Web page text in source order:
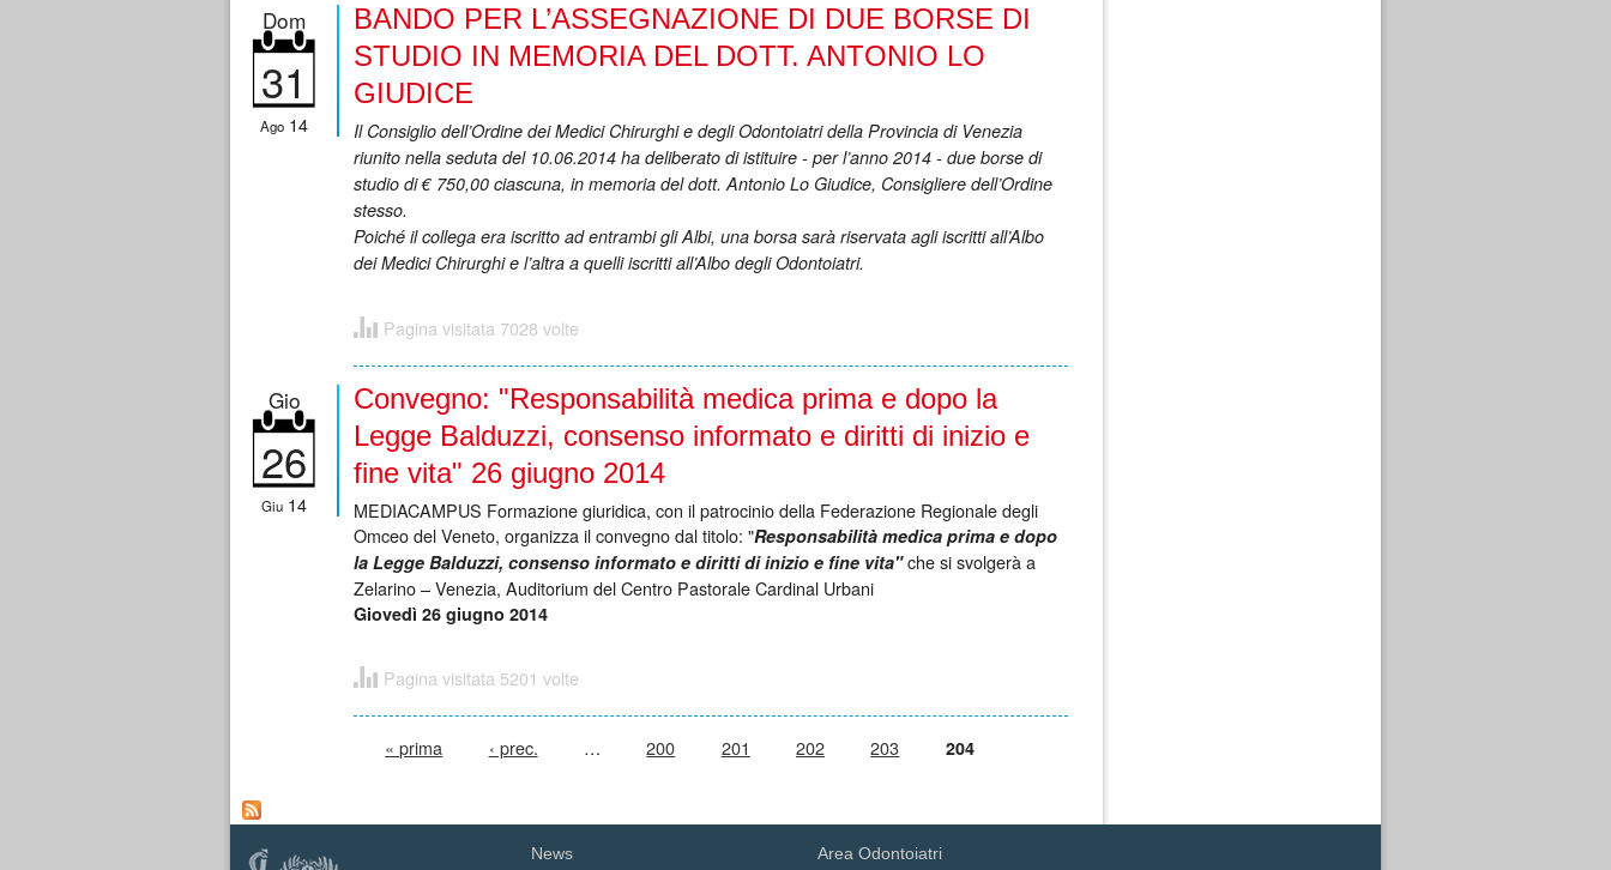
Dom
31
Ago 14
BANDO PER L’ASSEGNAZIONE DI DUE BORSE DI
STUDIO IN MEMORIA DEL DOTT. ANTONIO LO
GIUDICE
Il Consiglio dell’Ordine dei Medici Chirurghi e degli Odontoiatri della Provincia di Venezia
riunito nella seduta del 10.06.2014 ha deliberato di istituire - per l’anno 2014 - due borse di
studio di € 750,00 ciascuna, in memoria del dott. Antonio Lo Giudice, Consigliere dell’Ordine
stesso.
Poiché il collega era iscritto ad entrambi gli Albi, una borsa sarà riservata agli iscritti all’Albo
dei Medici Chirurghi e l’altra a quelli iscritti all’Albo degli Odontoiatri.
Pagina visitata 7028 volte
Gio
26
Giu 14
Convegno: "Responsabilità medica prima e dopo la
Legge Balduzzi, consenso informato e diritti di inizio e
fine vita" 26 giugno 2014
MEDIACAMPUS Formazione giuridica, con il patrocinio della Federazione Regionale degli
Omceo del Veneto, organizza il convegno dal titolo: "Responsabilità medica prima e dopo
la Legge Balduzzi, consenso informato e diritti di inizio e fine vita"che si svolgerà a
Zelarino – Venezia, Auditorium del Centro Pastorale Cardinal Urbani
Giovedì 26 giugno 2014
Pagina visitata 5201 volte
« prima ‹ prec. … 200 201 202 203 204
News Area Odontoiatri